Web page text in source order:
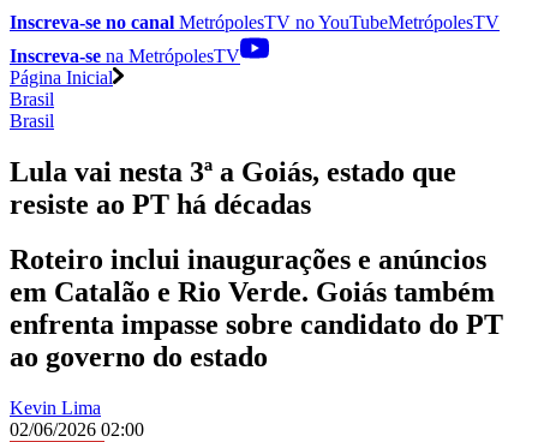
Inscreva-se no canal MetrópolesTV noYouTubeMetrópolesTV
Inscreva-se na MetrópolesTV
Página Inicial
Brasil
Brasil
Lula vai nesta 3ª a Goiás, estado que
resiste ao PT há décadas
Roteiro inclui inaugurações e anúncios
em Catalão e Rio Verde. Goiás também
enfrenta impasse sobre candidato do PT
ao governo do estado
Kevin Lima
02/06/2026 02:00